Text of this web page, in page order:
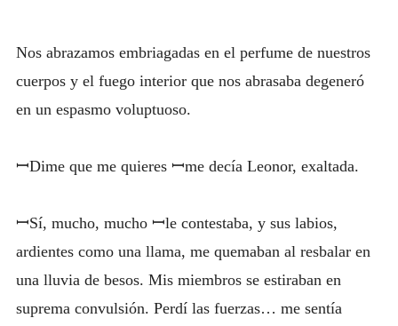
Nos abrazamos embriagadas en el perfume de nuestros
cuerpos y el fuego interior que nos abrasaba degeneró
en un espasmo voluptuoso.
ꟷDime que me quieres ꟷme decía Leonor, exaltada.
ꟷSí, mucho, mucho ꟷle contestaba, y sus labios,
ardientes como una llama, me quemaban al resbalar en
una lluvia de besos. Mis miembros se estiraban en
suprema convulsión. Perdí las fuerzas… me sentía